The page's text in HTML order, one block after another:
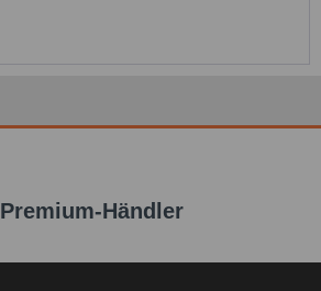
Premium-Händler